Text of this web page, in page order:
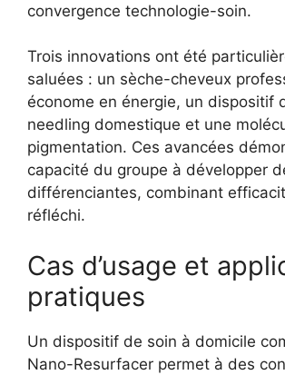
convergence technologie-soin.
Trois innovations ont été
saluées : un sèche-cheveux
économe en énergie, un dispositif
needling domestique et une
pigmentation. Ces avancées
capacité du groupe à développer
différenciantes, combinant
réfléchi.
Cas d’usage et
pratiques
Un dispositif de soin à domicile
Nano-Resurfacer permet à des